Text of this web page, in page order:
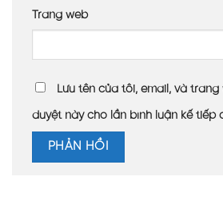
Trang web
Lưu tên của tôi, email, và
duyệt này cho lần bình luận kế tiếp